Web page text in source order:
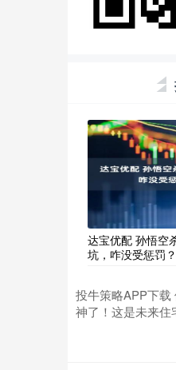
达宝优配 孙悟空
坑，咋没受惩罚
投牛策略APP下载
神了！这是未来住